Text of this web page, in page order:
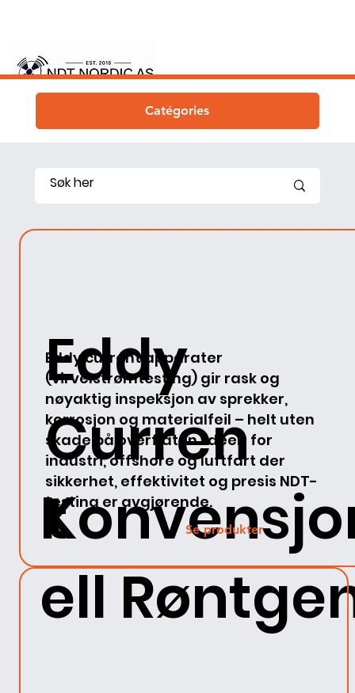
Catégories
Eddy
Curren
t
Eddy current apparater
(virvelstrømtesting) gir rask og
nøyaktig inspeksjon av sprekker,
korrosjon og materialfeil – helt uten
skade på overflaten. Ideelt for
industri, offshore og luftfart der
sikkerhet, effektivitet og presis NDT-
testing er avgjørende.
ell
Se produkter